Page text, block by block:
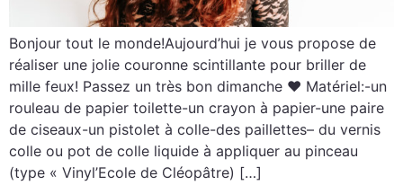
Bonjour tout le monde!Aujourd’hui je vous propose de
réaliser une jolie couronne scintillante pour briller de
mille feux! Passez un très bon dimanche ♥ Matériel:-un
rouleau de papier toilette-un crayon à papier-une paire
de ciseaux-un pistolet à colle-des paillettes– du vernis
colle ou pot de colle liquide à appliquer au pinceau
(type « Vinyl’Ecole de Cléopâtre) […]